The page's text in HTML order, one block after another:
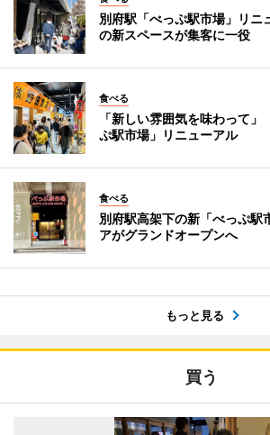
別府駅「べっぷ駅市場」リ
の新スペースが集客に一役
食べる
「新しい雰囲気を味わって
ぷ駅市場」リニューアル
食べる
別府駅高架下の新「べっぷ駅
アがグランドオープンへ
もっと見る
買う